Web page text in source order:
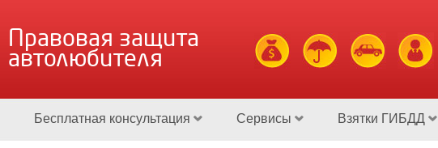
Правовая защита
автолюбителя
Бесплатная консультация Сервисы Взятки ГИБДД